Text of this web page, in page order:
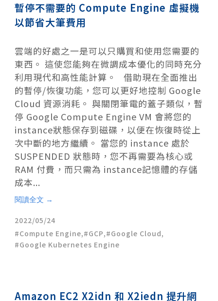
暫停不需要的 Compute Engine 虛擬機
以節省大筆費用
雲端的好處之一是可以只購買和使用您需要的
東西。 這使您能夠在微調成本優化的同時充分
利用現代和高性能計算。 借助現在全面推出
的暫停/恢復功能，您可以更好地控制 Google
Cloud 資源消耗。 與關閉筆電的蓋子類似，暫
停 Google Compute Engine VM 會將您的
instance狀態保存到磁碟，以便在恢復時從上
次中斷的地方繼續。 當您的 instance 處於
SUSPENDED 狀態時，您不再需要為核心或
RAM 付費，而只需為 instance記憶體的存儲
成本...
閱讀全文 →
2022/05/24
Compute Engine, GCP, Google Cloud,
Google Kubernetes Engine
Amazon EC2 X2idn 和 X2iedn 提升網